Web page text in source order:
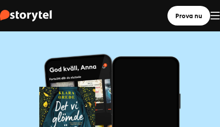
Prova nu